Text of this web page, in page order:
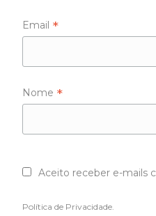
Email *
Nome *
Aceito receber e-mails
Política de Privacidade.